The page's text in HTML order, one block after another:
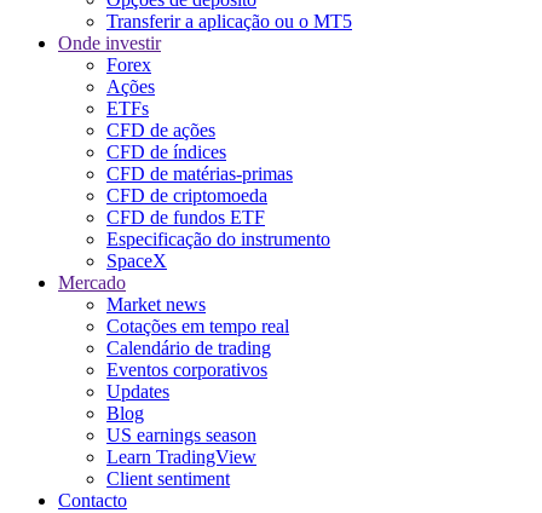
Transferir a aplicação ou o MT5
Onde investir
Forex
Ações
ETFs
CFD de ações
CFD de índices
CFD de matérias-primas
CFD de criptomoeda
CFD de fundos ETF
Especificação do instrumento
SpaceX
Mercado
Market news
Cotações em tempo real
Calendário de trading
Eventos corporativos
Updates
Blog
US earnings season
Learn TradingView
Client sentiment
Contacto